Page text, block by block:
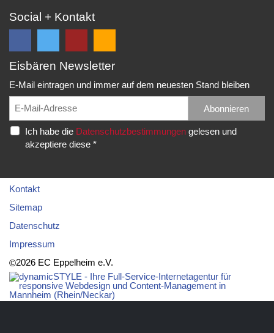
Social + Kontakt
Folge
auf
Facebook
und
erhalte
die
Folge
auf
Twitter
und
erhalte
die
EC
Eppelheim
Rudolf-
Diesel-
Str.
Eppelheim
83
92
Telefax:
06221
Falls
unsere
Spielberichte,
etc.
Eisbären Newsletter
E-Mail eintragen und immer auf dem neuesten Stand bleiben
Abonnieren
Ich habe die Datenschutzbestimmungengelesen und
akzeptiere diese *
Kontakt
Sitemap
Datenschutz
Impressum
©2026 EC Eppelheim e.V.